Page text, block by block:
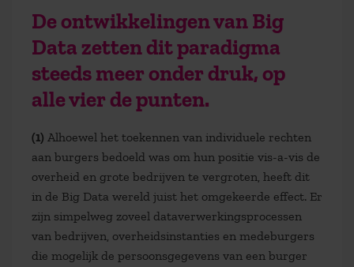
De ontwikkelingen van Big
Data zetten dit paradigma
steeds meer onder druk, op
alle vier de punten.
(1) Alhoewel het toekennen van individuele rechten
aan burgers bedoeld was om hun positie vis-a-vis de
overheid en grote bedrijven te vergroten, heeft dit
in de Big Data wereld juist het omgekeerde effect. Er
zijn simpelweg zoveel dataverwerkingsprocessen
van bedrijven, overheidsinstanties en medeburgers
die mogelijk de persoonsgegevens van een burger